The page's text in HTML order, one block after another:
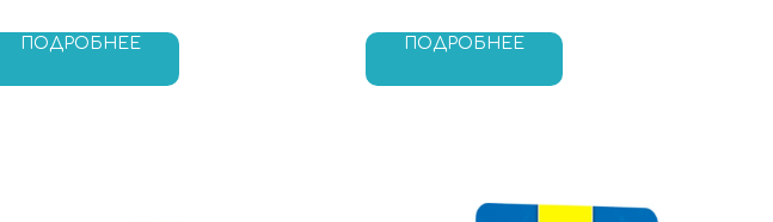
ПОДРОБНЕЕ ПОДРОБНЕЕ